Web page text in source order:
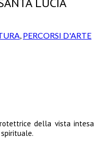
, PERCORSI D'ARTE
della vista intesa